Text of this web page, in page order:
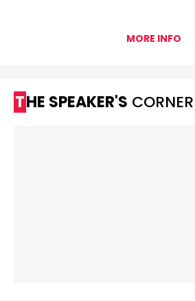
MORE INFO
THE SPEAKER'S CORNER